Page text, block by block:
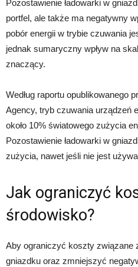
Pozostawienie ładowarki w
portfel, ale także ma negatywny
pobór energii w trybie czuwania
jednak sumaryczny wpływ na
znaczący.
Według raportu opublikowanego
Agency, tryb czuwania urządzeń
około 10% światowego zużycia
Pozostawienie ładowarki w
zużycia, nawet jeśli nie jest
Jak ograniczyć
środowisko?
Aby ograniczyć koszty związane
gniazdku oraz zmniejszyć